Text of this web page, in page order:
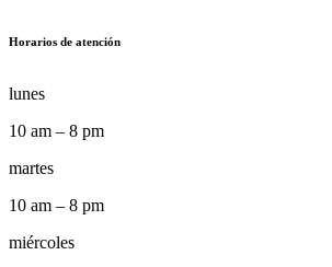
Horarios de atención
lunes
10 am – 8 pm
martes
10 am – 8 pm
miércoles